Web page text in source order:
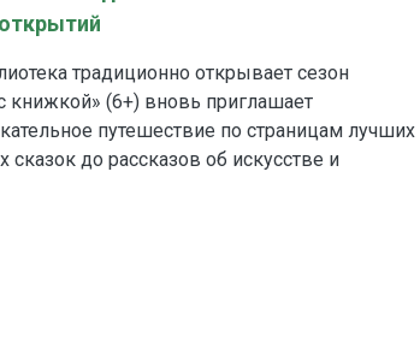
традиционно открывает сезон
книжкой» (6+) вновь приглашает
путешествие по страницам лучших
до рассказов об искусстве и